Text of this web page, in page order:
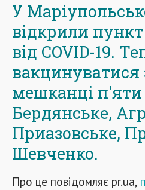
У
відкрили
від COVID-19.
мешканці п'яти
Бердянське,
Приазовське,
Шевченко.
Про це повідомляє pr.ua,